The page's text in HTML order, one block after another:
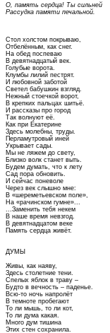
О, память сердца! Ты сильней
Рассудка памяти печальной.
Стол холстом покрываю,
Отбелённым, как снег.
На обед поспеваю
В девятнадцатый век.
Голубые ворота.
Клумбы лилий пестрят.
И любовной заботой
Светел бабушкин взгляд.
Нежный стоечкой ворот,
В крепких пальцах шитьё.
И рассказы про город
Так волнуют её.
Как при Екатерине
Здесь молебны, труды.
Перламутровый иней
Укрывает сады.
Мы не ляжем до свету,
Близко волк станет выть.
Будем думать, что к лету
Сад пора обновить.
И сейчас поневоле
Через век слышно мне:
В «шереметьевском поле»,
На «рачинском гумне»...
...Заменить тебя некем
В наше время невзгод.
В девятнадцатом веке
Память сердца живёт.
ДУМЫ
Живы, как наяву,
Здесь столетние тени.
Спелых яблок в траву –
Будто в вечность – паденье.
Всю-то ночь напролёт
В темноте пробегают
То ли мышь, то ли кот,
То ли дума какая.
Много дум тишина
Этих стен сохранила.